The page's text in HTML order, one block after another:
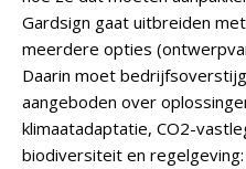
Gardsign gaat uitbreiden
meerdere opties
Daarin moet
aangeboden over
klimaatadaptatie, CO2-
biodiversiteit en